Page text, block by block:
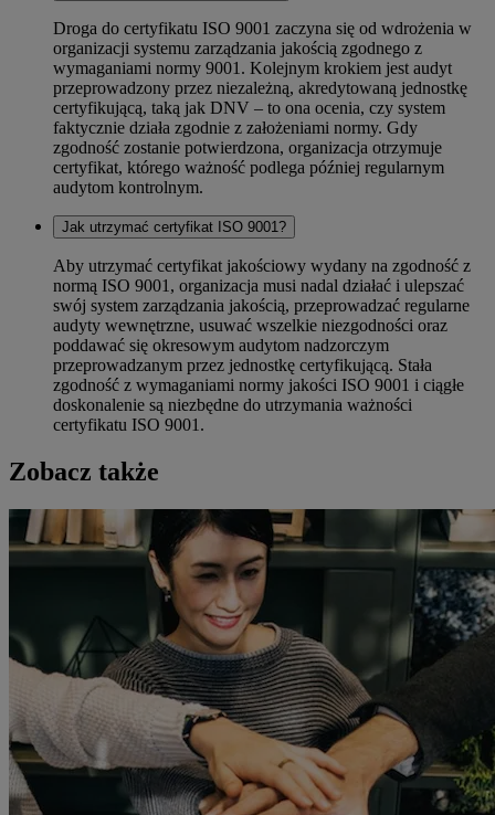
Droga do certyfikatu ISO 9001 zaczyna się od wdrożenia w
organizacji systemu zarządzania jakością zgodnego z
wymaganiami normy 9001. Kolejnym krokiem jest audyt
przeprowadzony przez niezależną, akredytowaną jednostkę
certyfikującą, taką jak DNV – to ona ocenia, czy system
faktycznie działa zgodnie z założeniami normy. Gdy
zgodność zostanie potwierdzona, organizacja otrzymuje
certyfikat, którego ważność podlega później regularnym
audytom kontrolnym.
Jak utrzymać certyfikat ISO 9001?
Aby utrzymać certyfikat jakościowy wydany na zgodność z
normą ISO 9001, organizacja musi nadal działać i ulepszać
swój system zarządzania jakością, przeprowadzać regularne
audyty wewnętrzne, usuwać wszelkie niezgodności oraz
poddawać się okresowym audytom nadzorczym
przeprowadzanym przez jednostkę certyfikującą. Stała
zgodność z wymaganiami normy jakości ISO 9001 i ciągłe
doskonalenie są niezbędne do utrzymania ważności
certyfikatu ISO 9001.
Zobacz także